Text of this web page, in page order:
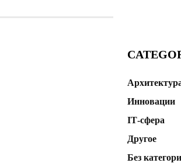
Инновации
ІТ-сфера
Другое
Без